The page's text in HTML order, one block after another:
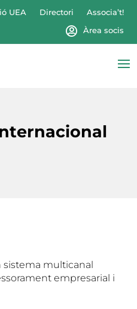
UEA Directori
Associa’t!
Àrea socis
sistema multicanal
empresarial i